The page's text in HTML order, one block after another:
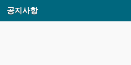
공지사항